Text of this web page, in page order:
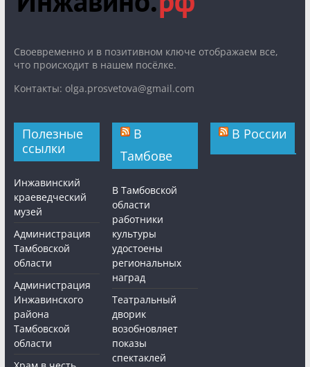
Cвоевременно и в позитивном ключе отображаем все,
что происходит в нашем посёлке.
Контакты: olga.prosvetova@gmail.com
Полезные
ссылки
Инжавинский
краеведческий
музей
Администрация
Тамбовской
области
Администрация
Инжавинского
района
Тамбовской
области
В
Тамбове
В Тамбовской
области
работники
культуры
удостоены
региональных
наград
Театральный
дворик
возобновляет
показы
спектаклей
В России